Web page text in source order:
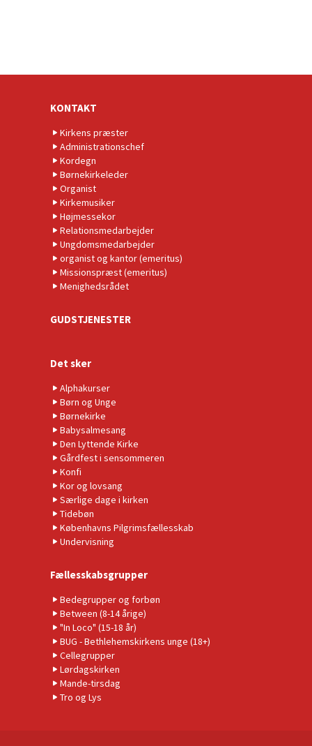
KONTAKT
Kirkens præster
Administrationschef
Kordegn
Børnekirkeleder
Organist
Kirkemusiker
Højmessekor
Relationsmedarbejder
Ungdomsmedarbejder
organist og kantor (emeritus)
Missionspræst (emeritus)
Menighedsrådet
GUDSTJENESTER
Det sker
Alphakurser
Børn og Unge
Børnekirke
Babysalmesang
Den Lyttende Kirke
Gårdfest i sensommeren
Konfi
Kor og lovsang
Særlige dage i kirken
Tidebøn
Københavns Pilgrimsfællesskab
Undervisning
Fællesskabsgrupper
Bedegrupper og forbøn
Between (8-14 årige)
"In Loco" (15-18 år)
BUG - Bethlehemskirkens unge (18+)
Cellegrupper
Lørdagskirken
Mande-tirsdag
Tro og Lys